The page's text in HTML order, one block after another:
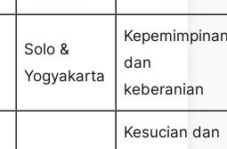
Solo &
Yogyakarta
dan
keberanian
Kesucian dan